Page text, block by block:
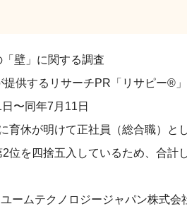
壁」に関する調査
供するリサーチPR「リサピー®️
〜同年7月11日
育休が明けて正社員（総合職）と
位を四捨五入しているため、合計
ームテクノロジージャパン株式会